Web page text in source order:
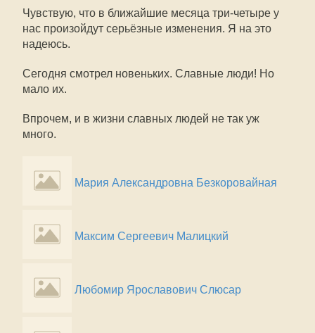
Чувствую, что в ближайшие месяца три-четыре у
нас произойдут серьёзные изменения. Я на это
надеюсь.
Сегодня смотрел новеньких. Славные люди! Но
мало их.
Впрочем, и в жизни славных людей не так уж
много.
Мария Александровна Безкоровайная
Максим Сергеевич Малицкий
Любомир Ярославович Слюсар